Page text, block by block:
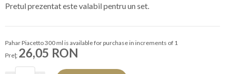
Pretul prezentat este valabil pentru un set.
Pahar Piacetto 300 ml is available for purchase in increments of 1
Preţ: 26,05 RON